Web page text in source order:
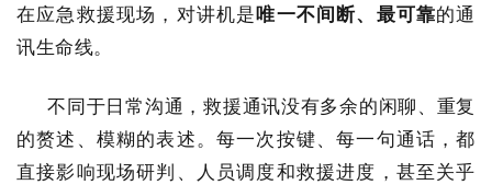
在应急救援现场，对讲机是唯一不间断、最可靠的通
讯生命线。
不同于日常沟通，救援通讯没有多余的闲聊、重复
的赘述、模糊的表述。每一次按键、每一句通话，都
直接影响现场研判、人员调度和救援进度，甚至关乎